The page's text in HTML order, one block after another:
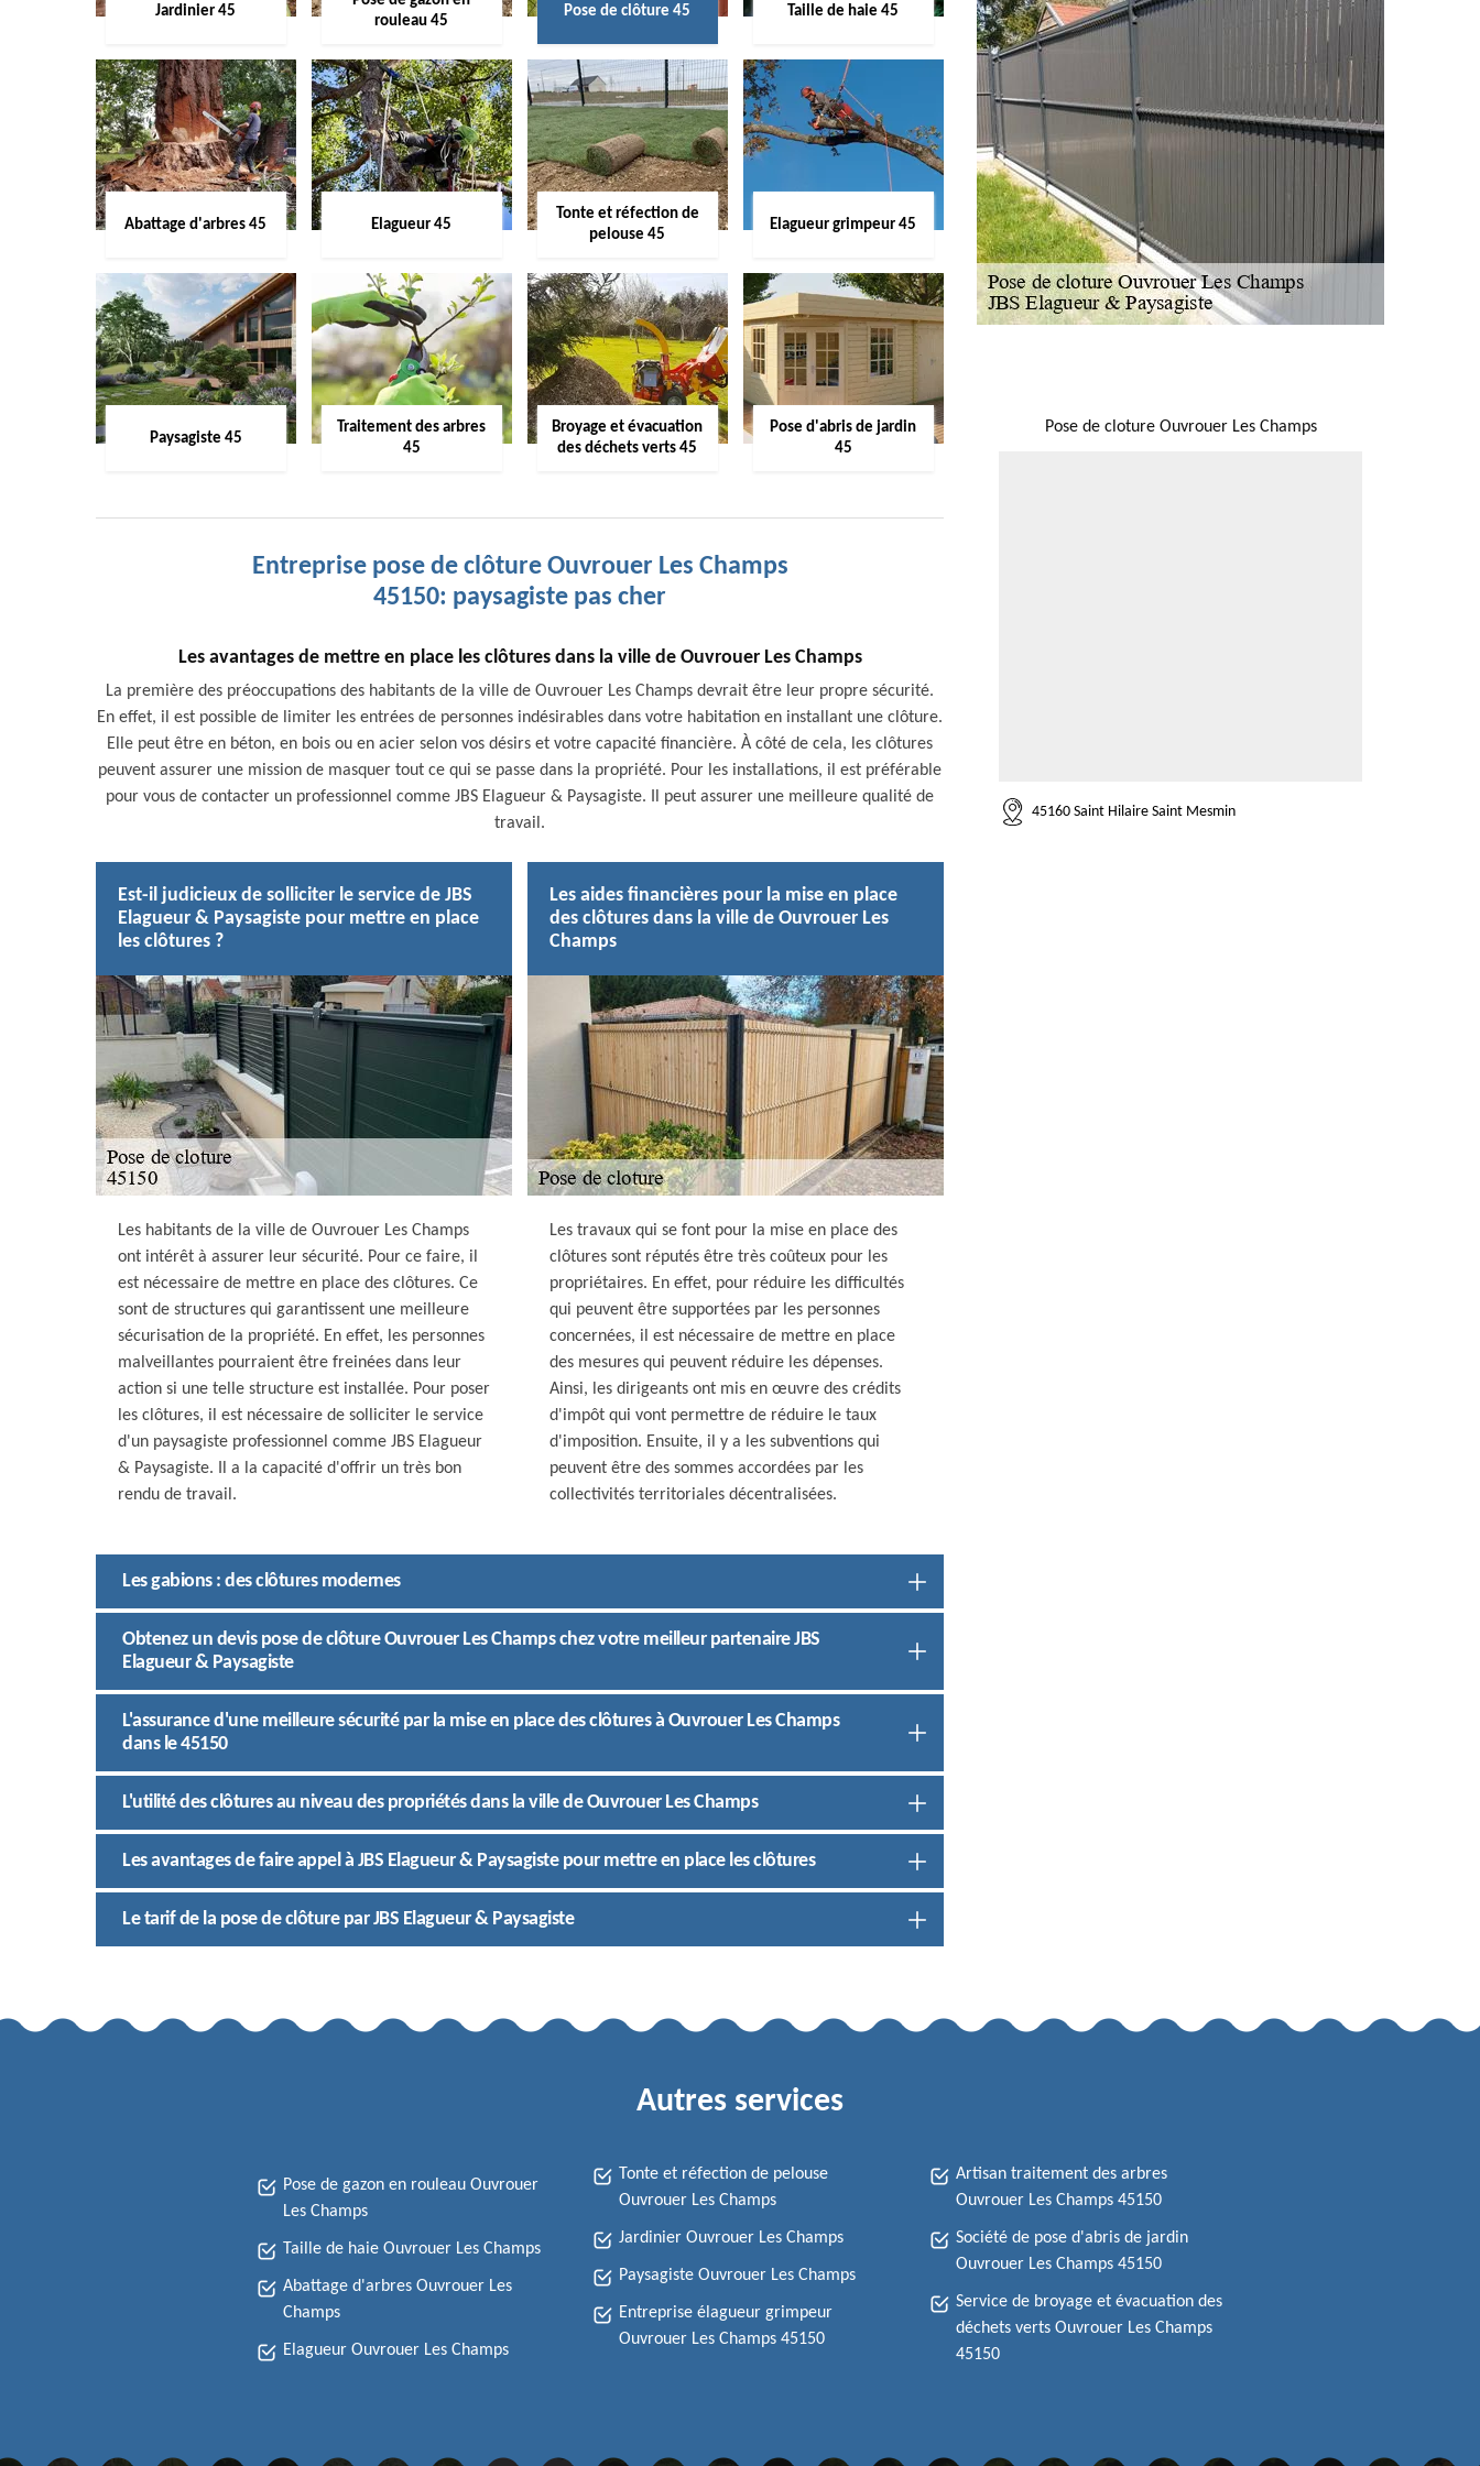
Jardinier 45
rouleau 45
Pose de clôture 45 Taille de haie 45
Abattage d'arbres 45 Elagueur 45
Tonte et réfection de
pelouse 45
Elagueur grimpeur 45
Paysagiste 45
Traitement des arbres
45
Broyage et évacuation
des déchets verts 45
Pose d'abris de jardin
45
Entreprise pose de clôture Ouvrouer Les Champs
45150: paysagiste pas cher
Les avantages de mettre en place les clôtures dans la ville de Ouvrouer Les Champs
La première des préoccupations des habitants de la ville de Ouvrouer Les Champs devrait être leur propre sécurité.
En effet, il est possible de limiter les entrées de personnes indésirables dans votre habitation en installant une clôture.
Elle peut être en béton, en bois ou en acier selon vos désirs et votre capacité financière. À côté de cela, les clôtures
peuvent assurer une mission de masquer tout ce qui se passe dans la propriété. Pour les installations, il est préférable
pour vous de contacter un professionnel comme JBS Elagueur & Paysagiste. Il peut assurer une meilleure qualité de
travail.
Est-il judicieux de solliciter le service de JBS
Elagueur & Paysagiste pour mettre en place
les clôtures ?
Les habitants de la ville de Ouvrouer Les Champs
ont intérêt à assurer leur sécurité. Pour ce faire, il
est nécessaire de mettre en place des clôtures. Ce
sont de structures qui garantissent une meilleure
sécurisation de la propriété. En effet, les personnes
malveillantes pourraient être freinées dans leur
action si une telle structure est installée. Pour poser
les clôtures, il est nécessaire de solliciter le service
d'un paysagiste professionnel comme JBS Elagueur
& Paysagiste. Il a la capacité d'offrir un très bon
rendu de travail.
Les aides financières pour la mise en place
des clôtures dans la ville de Ouvrouer Les
Champs
Les travaux qui se font pour la mise en place des
clôtures sont réputés être très coûteux pour les
propriétaires. En effet, pour réduire les difficultés
qui peuvent être supportées par les personnes
concernées, il est nécessaire de mettre en place
des mesures qui peuvent réduire les dépenses.
Ainsi, les dirigeants ont mis en œuvre des crédits
d'impôt qui vont permettre de réduire le taux
d'imposition. Ensuite, il y a les subventions qui
peuvent être des sommes accordées par les
collectivités territoriales décentralisées.
Les gabions : des clôtures modernes
Obtenez un devis pose de clôture Ouvrouer Les Champs chez votre meilleur partenaire JBS
Elagueur & Paysagiste
L'assurance d'une meilleure sécurité par la mise en place des clôtures à Ouvrouer Les Champs
dans le 45150
L'utilité des clôtures au niveau des propriétés dans la ville de Ouvrouer Les Champs
Les avantages de faire appel à JBS Elagueur & Paysagiste pour mettre en place les clôtures
Le tarif de la pose de clôture par JBS Elagueur & Paysagiste
Pose de cloture Ouvrouer Les Champs
45160 Saint Hilaire Saint Mesmin
Autres services
Pose de gazon en rouleau Ouvrouer
Les Champs
Taille de haie Ouvrouer Les Champs
Abattage d'arbres Ouvrouer Les
Champs
Elagueur Ouvrouer Les Champs
Tonte et réfection de pelouse
Ouvrouer Les Champs
Jardinier Ouvrouer Les Champs
Paysagiste Ouvrouer Les Champs
Entreprise élagueur grimpeur
Ouvrouer Les Champs 45150
Artisan traitement des arbres
Ouvrouer Les Champs 45150
Société de pose d'abris de jardin
Ouvrouer Les Champs 45150
Service de broyage et évacuation des
déchets verts Ouvrouer Les Champs
45150